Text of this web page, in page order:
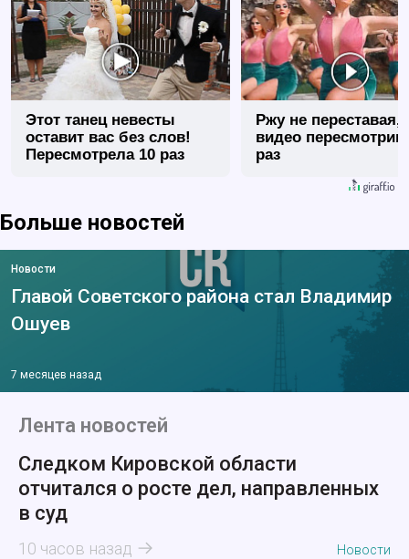
Этот танец невесты
оставит вас без слов!
Пересмотрела 10 раз
Ржу не переставая,
видео
раз
Больше новостей
Новости
Главой Советского района стал Владимир
Ошуев
7 месяцев назад
Лента новостей
Следком Кировской области
отчитался о росте дел, направленных
в суд
10 часов назад Новости